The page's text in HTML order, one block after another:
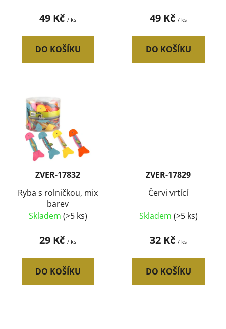
49 Kč / ks
DO KOŠÍKU
49 Kč / ks
DO KOŠÍKU
ZVER-17832
Ryba s rolničkou, mix
barev
Skladem (>5 ks)
29 Kč / ks
DO KOŠÍKU
ZVER-17829
Červi vrtící
Skladem (>5 ks)
32 Kč / ks
DO KOŠÍKU